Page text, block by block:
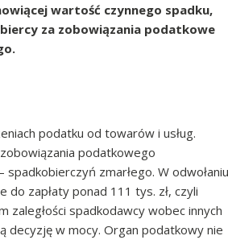
wartość czynnego spadku,
za zobowiązania podatkowe
podatku od towarów i usług.
podatkowego
– spadkobierczyń zmarłego. W odwołaniu
zapłaty ponad 111 tys. zł, czyli
spadkodawcy wobec innych
decyzję w mocy. Organ podatkowy nie